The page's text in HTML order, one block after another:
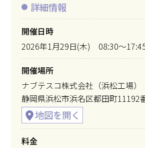
詳細情報
開催日時
2026年1月29日(木) 08:30～
開催場所
ナブテスコ株式会社（浜松工場）
静岡県浜松市浜名区都田町11192
料金